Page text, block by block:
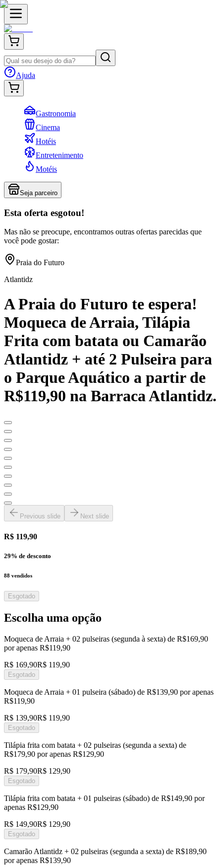
Ajuda
Gastronomia
Cinema
Hotéis
Entretenimento
Motéis
Seja parceiro
Esta oferta esgotou!
Mas não se preocupe, encontramos outras ofertas parecidas que
você pode gostar:
Praia do Futuro
Atlantidz
A Praia do Futuro te espera!
Moqueca de Arraia, Tilápia
Frita com batata ou Camarão
Atlantidz + até 2 Pulseira para
o Parque Aquático a partir de
R$119,90 na Barraca Atlantidz.
Previous slide Next slide
R$ 119,90
29% de desconto
88 vendidos
Esgotado
Escolha uma opção
Moqueca de Arraia + 02 pulseiras (segunda à sexta) de R$169,90
por apenas R$119,90
R$ 169,90R$ 119,90
Esgotado
Moqueca de Arraia + 01 pulseira (sábado) de R$139,90 por apenas
R$119,90
R$ 139,90R$ 119,90
Esgotado
Tilápia frita com batata + 02 pulseiras (segunda a sexta) de
R$179,90 por apenas R$129,90
R$ 179,90R$ 129,90
Esgotado
Tilápia frita com batata + 01 pulseiras (sábado) de R$149,90 por
apenas R$129,90
R$ 149,90R$ 129,90
Esgotado
Camarão Atlantidz + 02 pulseiras (segunda a sexta) de R$189,90
por apenas R$139,90